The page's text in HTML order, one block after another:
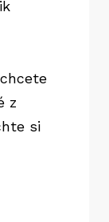
z
si